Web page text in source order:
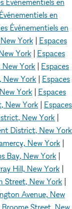
Événementiels en
en
Événementiels en
York| Espaces
York| Espaces
New York
Espaces
New York
Espaces
York| Espaces
New York
Espaces
New York
District, New York
New York|
Bay, New York
Hill, New York|
Street, New York
Avenue, New